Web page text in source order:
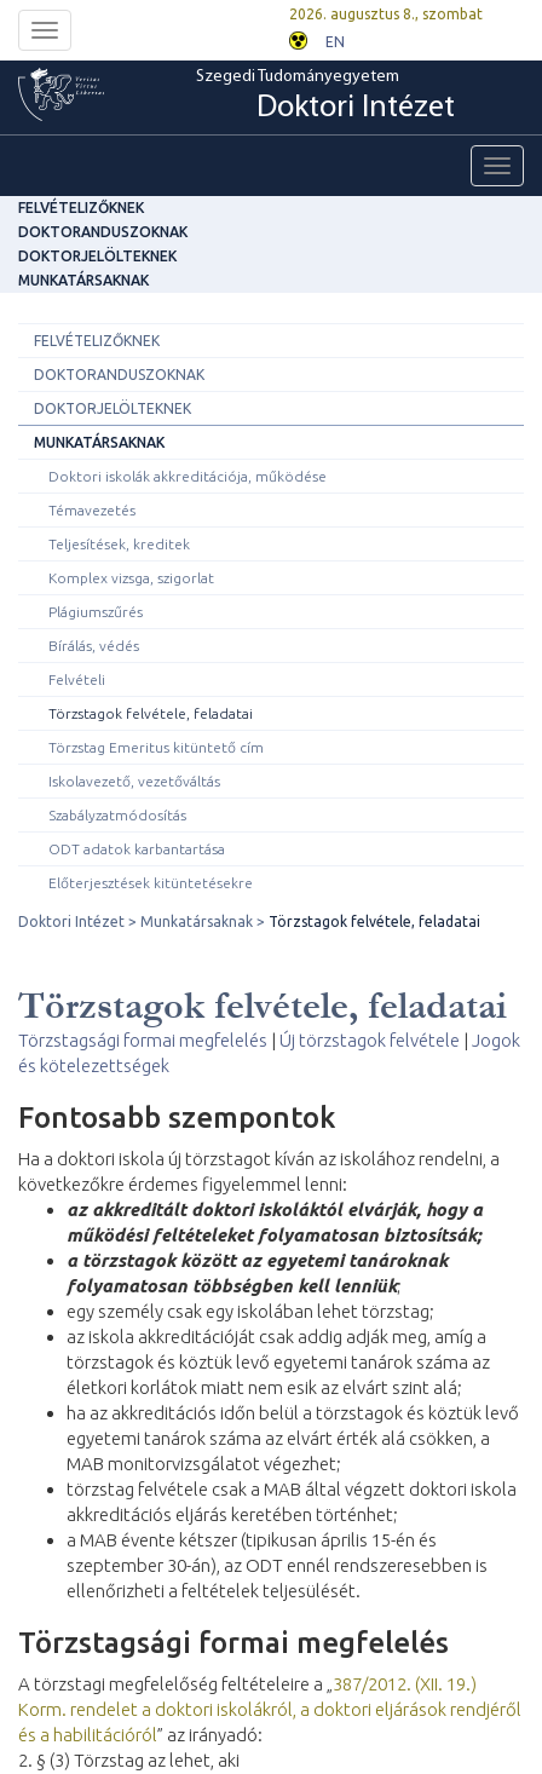
Toggle
navigation
2026. augusztus 8., szombat
EN
Szegedi Tudományegyetem
Doktori Intézet
FELVÉTELIZŐKNEK
DOKTORANDUSZOKNAK
DOKTORJELÖLTEKNEK
MUNKATÁRSAKNAK
FELVÉTELIZŐKNEK
DOKTORANDUSZOKNAK
DOKTORJELÖLTEKNEK
MUNKATÁRSAKNAK
Doktori iskolák akkreditációja, működése
Témavezetés
Teljesítések, kreditek
Komplex vizsga, szigorlat
Plágiumszűrés
Bírálás, védés
Felvételi
Törzstagok felvétele, feladatai
Törzstag Emeritus kitüntető cím
Iskolavezető, vezetőváltás
Szabályzatmódosítás
ODT adatok karbantartása
Előterjesztések kitüntetésekre
Doktori Intézet Munkatársaknak Törzstagok felvétele, feladatai
Törzstagok felvétele, feladatai
Törzstagsági formai megfelelés | Új törzstagok felvétele | Jogok
és kötelezettségek
Fontosabb szempontok
Ha a doktori iskola új törzstagot kíván az iskolához rendelni, a
következőkre érdemes figyelemmel lenni:
az akkreditált doktori iskoláktól elvárják, hogy a
működési feltételeket folyamatosan biztosítsák;
a törzstagok között az egyetemi tanároknak
folyamatosan többségben kell lenniük;
egy személy csak egy iskolában lehet törzstag;
az iskola akkreditációját csak addig adják meg, amíg a
törzstagok és köztük levő egyetemi tanárok száma az
életkori korlátok miatt nem esik az elvárt szint alá;
ha az akkreditációs időn belül a törzstagok és köztük levő
egyetemi tanárok száma az elvárt érték alá csökken, a
MAB monitorvizsgálatot végezhet;
törzstag felvétele csak a MAB által végzett doktori iskola
akkreditációs eljárás keretében történhet;
a MAB évente kétszer (tipikusan április 15-én és
szeptember 30-án), az ODT ennél rendszeresebben is
ellenőrizheti a feltételek teljesülését.
Törzstagsági formai megfelelés
A törzstagi megfelelőség feltételeire a „ 387/2012. (XII. 19.)
Korm. rendelet a doktori iskolákról, a doktori eljárások rendjéről
és a habilitációról” az irányadó:
2. § (3) Törzstag az lehet, aki